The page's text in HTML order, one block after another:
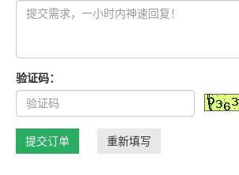
验证码：
提交订单 重新填写